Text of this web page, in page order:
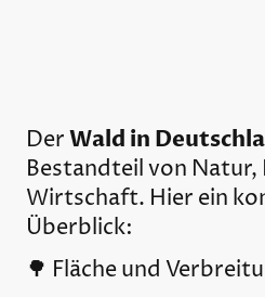
DerWald in
Bestandteil von Natur,
Wirtschaft. Hier ein
Überblick:
🌳 Fläche und